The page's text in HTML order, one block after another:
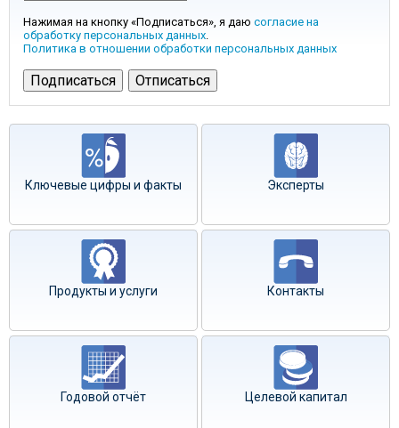
Нажимая на кнопку «Подписаться», я даю согласие на
обработку персональных данных.
Политика в отношении обработки персональных данных
Ключевые цифры и факты Эксперты
Продукты и услуги Контакты
Годовой отчёт Целевой капитал